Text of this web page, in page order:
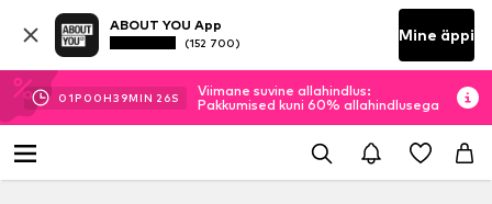
ABOUT YOU App
(152 700) Mine äppi
01P 00H39MIN 25S
Viimane suvine allahindlus:
Pakkumised kuni 60% allahindlusega